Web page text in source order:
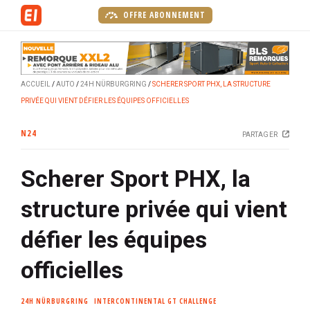
OFFRE ABONNEMENT
ACCUEIL AUTO 24H NÜRBURGRING SCHERER SPORT PHX, LA STRUCTURE
PRIVÉE QUI VIENT DÉFIER LES ÉQUIPES OFFICIELLES
N24 PARTAGER
Scherer Sport PHX, la
structure privée qui vient
défier les équipes
officielles
24H NÜRBURGRING INTERCONTINENTAL GT CHALLENGE